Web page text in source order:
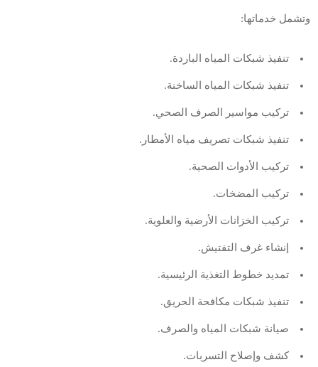
وتشمل خدماتها:
تنفيذ شبكات المياه الباردة.
تنفيذ شبكات المياه الساخنة.
تركيب مواسير الصرف الصحي.
تنفيذ شبكات تصريف مياه الأمطار.
تركيب الأدوات الصحية.
تركيب المضخات.
تركيب الخزانات الأرضية والعلوية.
إنشاء غرف التفتيش.
تمديد خطوط التغذية الرئيسية.
تنفيذ شبكات مكافحة الحريق.
صيانة شبكات المياه والصرف.
كشف وإصلاح التسربات.